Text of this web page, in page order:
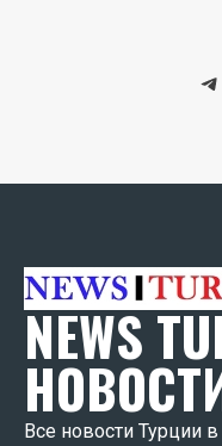
NEWS
Все новости Турции